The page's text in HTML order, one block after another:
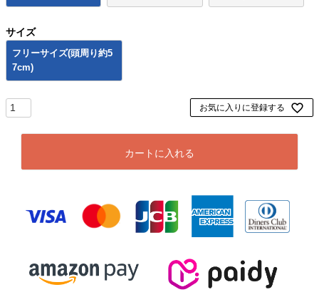
サイズ
フリーサイズ(頭周り約5
7cm)
お気に入りに登録する
カートに入れる